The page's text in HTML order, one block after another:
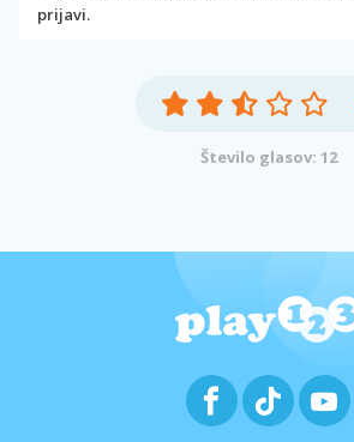
prijavi.
Število glasov: 12